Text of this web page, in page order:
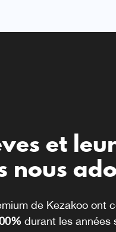
et
nous
de Kezakoo ont
durant les années